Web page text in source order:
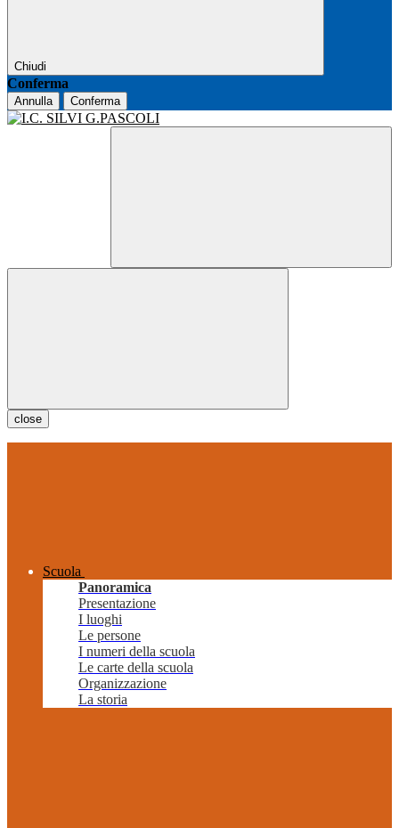
Chiudi
Conferma
Annulla Conferma
close
Scuola
Panoramica
Presentazione
I luoghi
Le persone
I numeri della scuola
Le carte della scuola
Organizzazione
La storia